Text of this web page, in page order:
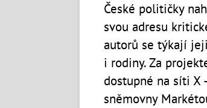
České političky
svou adresu
autorů se týkají
i rodiny. Za
dostupné na síti X
sněmovny